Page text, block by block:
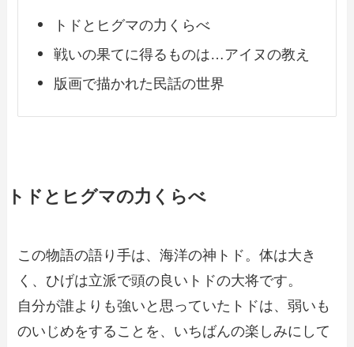
トドとヒグマの力くらべ
戦いの果てに得るものは…アイヌの教え
版画で描かれた民話の世界
トドとヒグマの力くらべ
この物語の語り手は、海洋の神トド。体は大き
く、ひげは立派で頭の良いトドの大将です。
自分が誰よりも強いと思っていたトドは、弱いも
のいじめをすることを、いちばんの楽しみにして